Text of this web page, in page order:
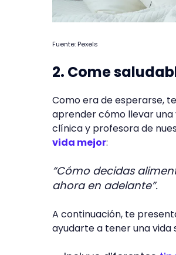
Fuente: Pexels
2. Come
Como era de esperarse,
aprender cómo llevar una
clínica y profesora de
vida mejor:
“Cómo decidas
ahora en adelante”.
A continuación, te
ayudarte a tener una vida